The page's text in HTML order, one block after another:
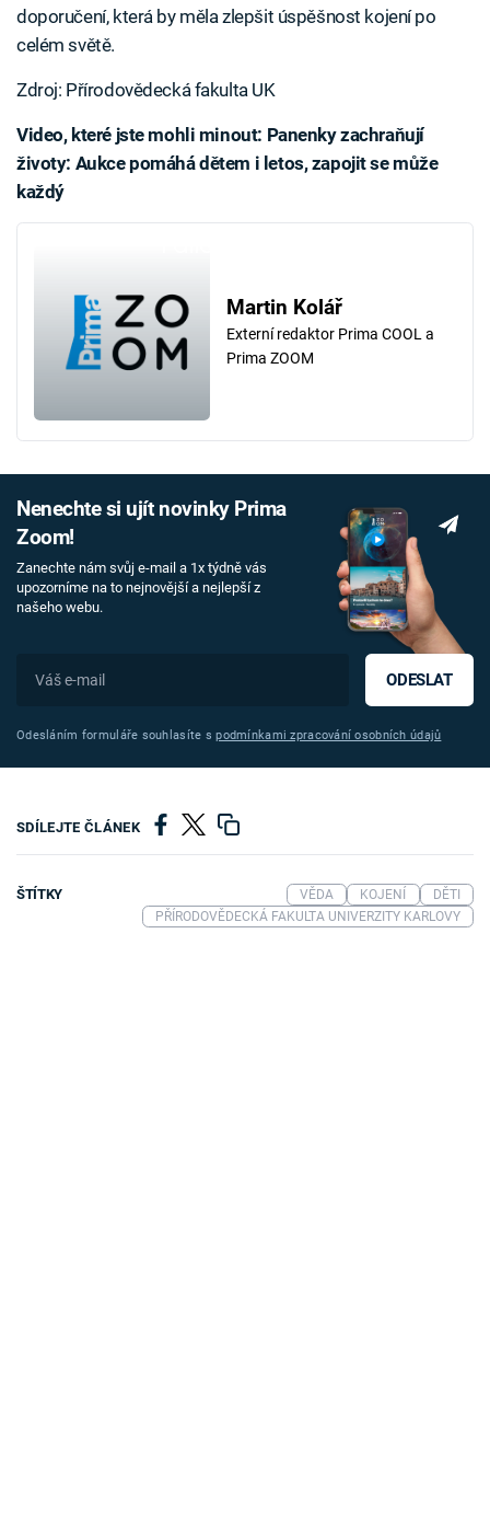
doporučení, která by měla zlepšit úspěšnost kojení po
celém světě.
Zdroj: Přírodovědecká fakulta UK
Video, které jste mohli minout: Panenky zachraňují
životy: Aukce pomáhá dětem i letos, zapojit se může
každý
Martin Kolář
Externí redaktor Prima COOL a
Prima ZOOM
Nenechte si ujít novinky Prima
Zoom!
Zanechte nám svůj e-mail a 1x týdně vás
upozorníme na to nejnovější a nejlepší z
našeho webu.
ODESLAT
Odesláním formuláře souhlasíte spodmínkami zpracování osobních údajů
SDÍLEJTE ČLÁNEK
ŠTÍTKY VĚDA KOJENÍ
DĚTI
PŘÍRODOVĚDECKÁ FAKULTA UNIVERZITY KARLOVY